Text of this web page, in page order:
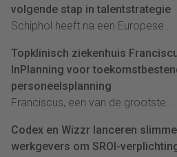
volgende stap in talentstrategie
Schiphol heeft na een Europese...
Topklinisch ziekenhuis
InPlanning voor
personeelsplanning
Franciscus, een van de grootste...
Codex en Wizzr lanceren
werkgevers om SROI-